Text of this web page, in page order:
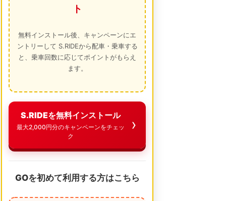
ト
無料インストール後、キャンペーンにエ
ントリーして S.RIDEから配車・乗車する
と、乗車回数に応じてポイントがもらえ
ます。
S.RIDEを無料インストール
最大2,000円分のキャンペーンをチェッ
ク
GOを初めて利用する方はこちら